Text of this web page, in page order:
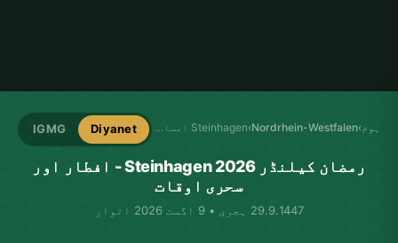
ہوم ›
Nordrhein-Westfalen
› Steinhagen امساکیہ Diyanet
IGMG
رمضان کیلنڈر Steinhagen 2026 - افطار اور
سحری اوقات
29.9.1447 ہجری • 9 اگست 2026 اتوار